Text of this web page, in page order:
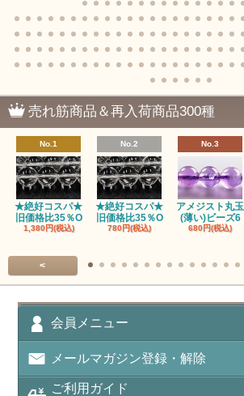
売れ筋商品＆再入荷商品300種
No.1
★絶好コスパ★
旧価格比35％O
1,380円(税込)
No.2
★絶好コスパ★
旧価格比35％O
780円(税込)
No.3
アメジスト丸玉
(薄い)ビーズ6
680円(税込)
<
会員メニュー
メールマガジン登録・解除
ご利用ガイド